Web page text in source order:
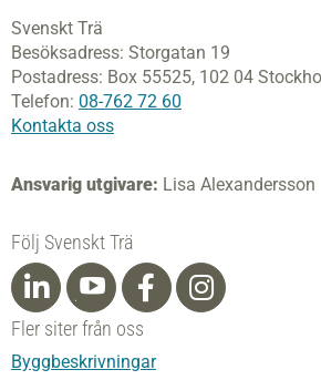
Svenskt Trä
Besöksadress: Storgatan 19
Postadress: Box 55525, 102 04
Telefon: 08-762 72 60
Kontakta oss
Ansvarig utgivare: Lisa Alexandersson
Följ Svenskt Trä
Fler siter från oss
Byggbeskrivningar